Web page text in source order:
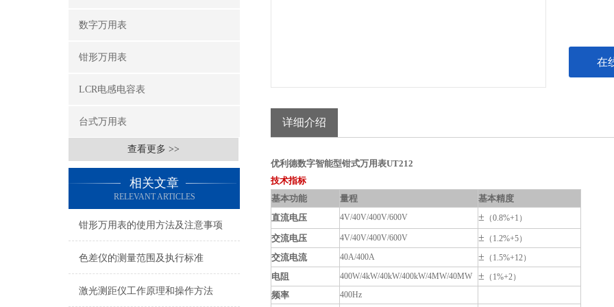
数字万用表
钳形万用表
LCR电感电容表
台式万用表
查看更多 >>
相关文章
RELEVANT ARTICLES
钳形万用表的使用方法及注意事项
色差仪的测量范围及执行标准
激光测距仪工作原理和操作方法
在
详细介绍
优利德数字智能型钳式万用表UT212
技术指标
基本功能
量程
基本精度
直流电压
4V/40V/400V/600V ± （0.8%+1）
交流电压 4V/40V/400V/600V ± （1.2%+5）
交流电流 40A/400A ± （1.5%+12）
电阻 400W/4kW/40kW/400kW/4MW/40MW ± （1%+2）
频率 400Hz